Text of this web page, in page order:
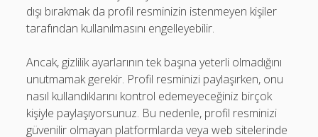
dışı bırakmak da profil resminizin istenmeyen kişiler
tarafından kullanılmasını engelleyebilir.
Ancak, gizlilik ayarlarının tek başına yeterli olmadığını
unutmamak gerekir. Profil resminizi paylaşırken, onu
nasıl kullandıklarını kontrol edemeyeceğiniz birçok
kişiyle paylaşıyorsunuz. Bu nedenle, profil resminizi
güvenilir olmayan platformlarda veya web sitelerinde